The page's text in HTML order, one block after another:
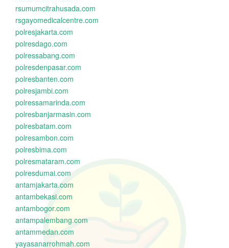
rsumumcitrahusada.com
rsgayomedicalcentre.com
polresjakarta.com
polresdago.com
polressabang.com
polresdenpasar.com
polresbanten.com
polresjambi.com
polressamarinda.com
polresbanjarmasin.com
polresbatam.com
polresambon.com
polresbima.com
polresmataram.com
polresdumai.com
antamjakarta.com
antambekasi.com
antambogor.com
antampalembang.com
antammedan.com
yayasanarrohmah.com